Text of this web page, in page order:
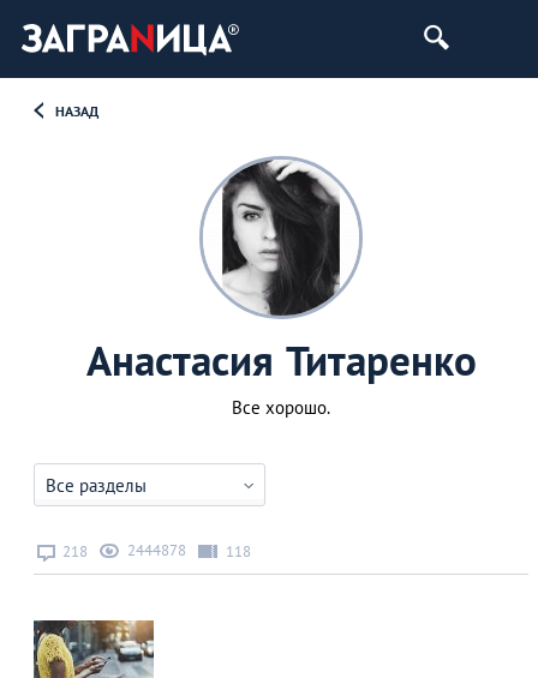
НАЗАД
Анастасия Титаренко
Все хорошо.
Все разделы
218 2444878 118